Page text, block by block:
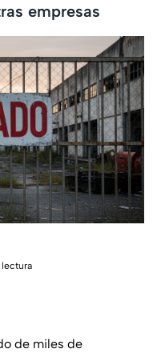
empresas
lectura
de miles de